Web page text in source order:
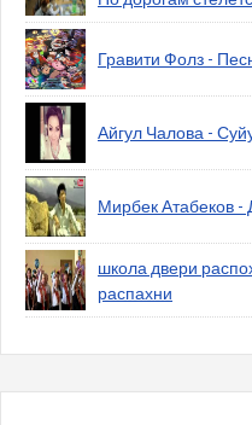
Гравити Фолз -
Айгул Чалова -
Мирбек Атабеков -
школа двери
распахни